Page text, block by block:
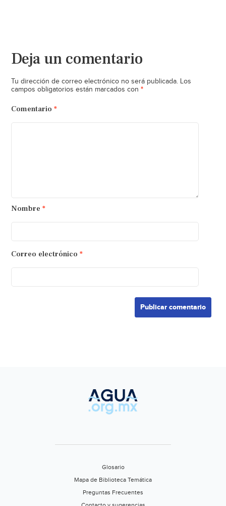
Deja un comentario
Tu dirección de correo electrónico no será publicada. Los
campos obligatorios están marcados con *
Comentario *
Nombre *
Correo electrónico *
Glosario
Mapa de Biblioteca Temática
Preguntas Frecuentes